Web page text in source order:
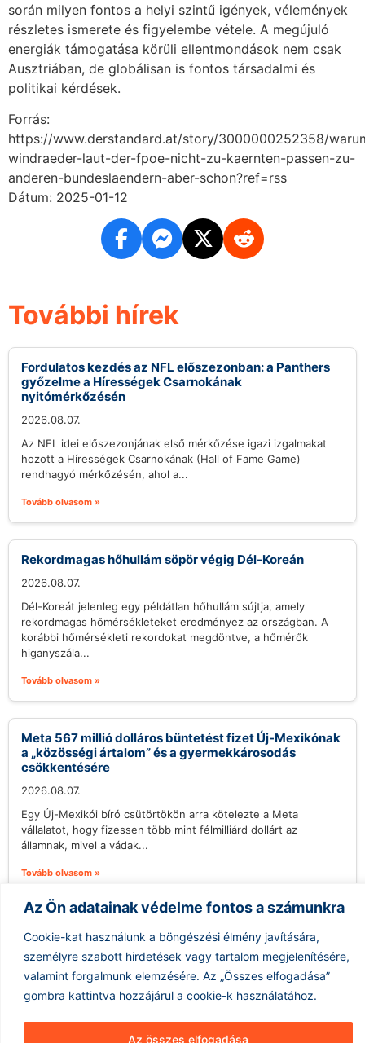
Az Ön adatainak védelme fontos a számunkra
Cookie-kat használunk a böngészési élmény javítására,
személyre szabott hirdetések vagy tartalom megjelenítésére,
valamint forgalmunk elemzésére. Az „Összes elfogadása”
gombra kattintva hozzájárul a cookie-k használatához.
Az összes elfogadása
során milyen fontos a helyi szintű igények, vélemények
részletes ismerete és figyelembe vétele. A megújuló
energiák támogatása körüli ellentmondások nem csak
Ausztriában, de globálisan is fontos társadalmi és
politikai kérdések.
Forrás:
https://www.derstandard.at/story/3000000252358/
windraeder-laut-der-fpoe-nicht-zu-kaernten-passen-zu-
anderen-bundeslaendern-aber-schon?ref=rss
Dátum: 2025-01-12
További hírek
Fordulatos kezdés az NFL előszezonban: a Panthers
győzelme a Hírességek Csarnokának
nyitómérkőzésén
2026.08.07.
Az NFL idei előszezonjának első mérkőzése igazi izgalmakat
hozott a Hírességek Csarnokának (Hall of Fame Game)
rendhagyó mérkőzésén, ahol a...
Tovább olvasom »
Rekordmagas hőhullám söpör végig Dél-Koreán
2026.08.07.
Dél-Koreát jelenleg egy példátlan hőhullám sújtja, amely
rekordmagas hőmérsékleteket eredményez az országban. A
korábbi hőmérsékleti rekordokat megdöntve, a hőmérők
higanyszála...
Tovább olvasom »
Meta 567 millió dolláros büntetést fizet Új-Mexikónak
a „közösségi ártalom” és a gyermekkárosodás
csökkentésére
2026.08.07.
Egy Új-Mexikói bíró csütörtökön arra kötelezte a Meta
vállalatot, hogy fizessen több mint félmilliárd dollárt az
államnak, mivel a vádak...
Tovább olvasom »
Hírarchívum Impresszum
ÁSZF